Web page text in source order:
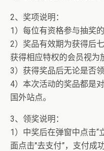
2、奖项说明：
1）每位有资格参与抽奖
2）奖品有效期为获得后
获得相应特权的会员视为
3）获得奖品后无论是否
4）本次活动的奖品都是
国外站点。
3、领奖说明：
1）中奖后在弹窗中点击“
面点击"去支付”，支付成